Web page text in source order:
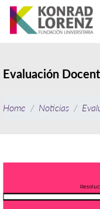
Evaluación
Home Noticias